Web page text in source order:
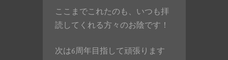
ここまでこれたのも、いつも拝
読してくれる方々のお陰です！
次は6周年目指して頑張ります